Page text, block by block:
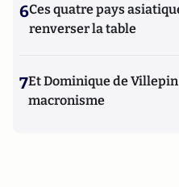
6Ces quatre pays
renverser la table
7Et Dominique de
macronisme